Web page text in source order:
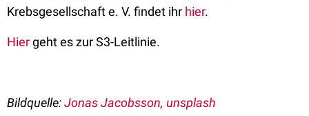
Krebsgesellschaft e. V. findet ihr hier.
Hiergeht es zur S3-Leitlinie.
Bildquelle:Jonas Jacobsson, unsplash